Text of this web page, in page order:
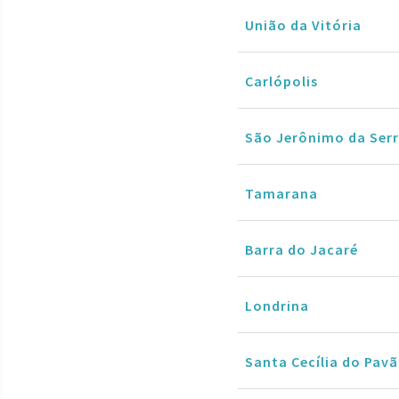
União da Vitória
Carlópolis
São Jerônimo da
Tamarana
Barra do Jacaré
Londrina
Santa Cecília do